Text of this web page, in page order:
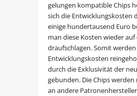
gelungen kompatible Chips
sich die Entwicklungskosten
einige hundertausend Euro
man diese Kosten wieder auf
draufschlagen. Somit
Entwicklungskosten
durch die Exklusivität der
gebunden. Die Chips
an andere